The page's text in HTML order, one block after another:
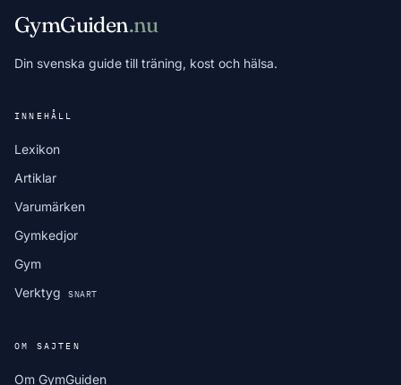
GymGuiden.nu
Din svenska guide till träning, kost och hälsa.
INNEHÅLL
Lexikon
Artiklar
Varumärken
Gymkedjor
Gym
Verktyg
SNART
OM SAJTEN
Om GymGuiden